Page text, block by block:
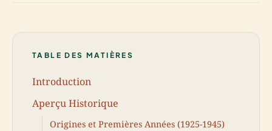
TABLE DES MATIÈRES
Introduction
Aperçu Historique
Origines et Premières Années (1925-1945)